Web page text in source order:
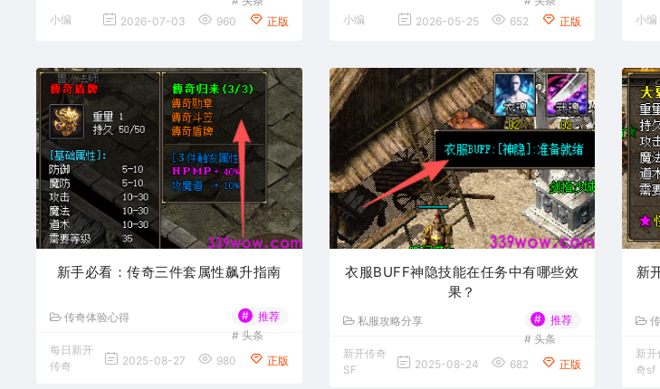
小编
2026-07-03 960 正版
小编
2026-05-25 652 正版
小编
新手必看：传奇三件套属性飙升指南
传奇体验心得 #
推荐
# 头条
每日新开
传奇
2025-08-27 980 正版
衣服BUFF神隐技能在任务中有哪些效
果？
私服攻略分享 #
推荐
# 头条
新开传奇
SF
2025-08-24 682 正版
新
新开
奇sf